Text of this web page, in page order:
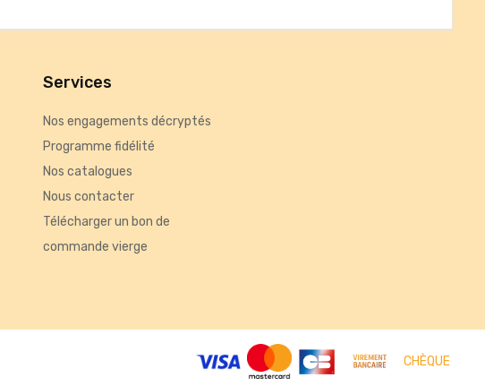
Services
Nos engagements décryptés
Programme fidélité
Nos catalogues
Nous contacter
Télécharger un bon de
commande vierge
CHÈQUE